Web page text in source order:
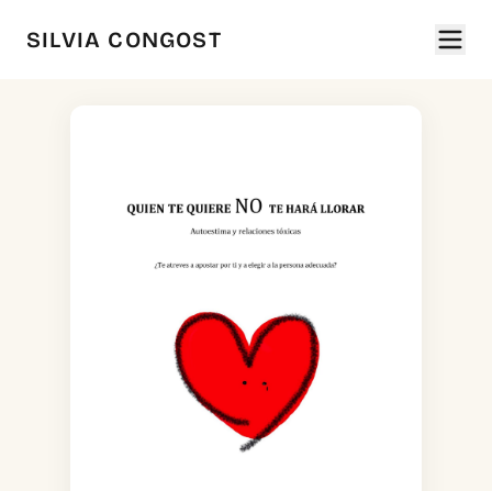
SILVIA CONGOST